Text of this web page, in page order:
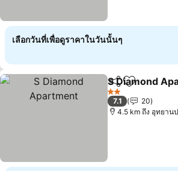
เลือกวันที่เพื่อดูราคาในวันนั้นๆ
แชร์ เพิ่มในราย
S Diamond
2 ดาว
7.1
20
4.5 km ถึง อุทยาน